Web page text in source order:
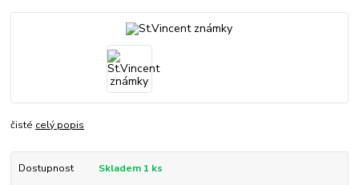
čisté celý popis
Dostupnost Skladem 1 ks